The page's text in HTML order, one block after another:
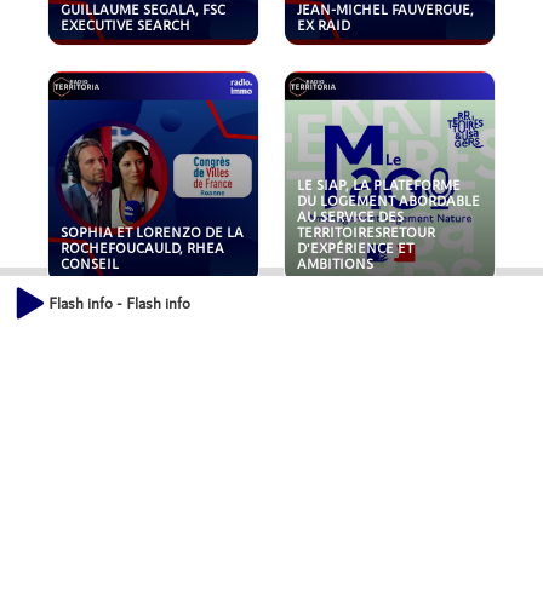
GUILLAUME SEGALA, FSC
EXECUTIVE SEARCH
JEAN-MICHEL FAUVERGUE,
EX RAID
SOPHIA ET LORENZO DE LA
ROCHEFOUCAULD, RHEA
CONSEIL
LE SIAP, LA PLATEFORME
DU LOGEMENT ABORDABLE
AU SERVICE DES
TERRITOIRESRETOUR
D'EXPÉRIENCE ET
AMBITIONS
Flash info - Flash info